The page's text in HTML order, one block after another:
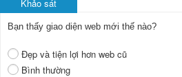
Khảo sát
Bạn thấy giao diện web mới thế nào?
Đẹp và tiện lợi hơn web cũ
Bình thường